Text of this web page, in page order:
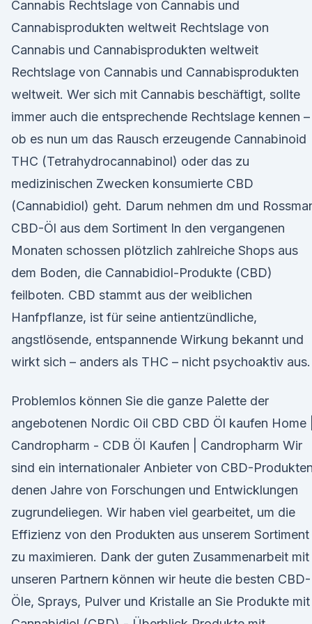
Cannabis Rechtslage von Cannabis und
Cannabisprodukten weltweit Rechtslage von
Cannabis und Cannabisprodukten weltweit
Rechtslage von Cannabis und Cannabisprodukten
weltweit. Wer sich mit Cannabis beschäftigt, sollte
immer auch die entsprechende Rechtslage kennen –
ob es nun um das Rausch erzeugende Cannabinoid
THC (Tetrahydrocannabinol) oder das zu
medizinischen Zwecken konsumierte CBD
(Cannabidiol) geht. Darum nehmen dm und
CBD-Öl aus dem Sortiment In den vergangenen
Monaten schossen plötzlich zahlreiche Shops aus
dem Boden, die Cannabidiol-Produkte (CBD)
feilboten. CBD stammt aus der weiblichen
Hanfpflanze, ist für seine antientzündliche,
angstlösende, entspannende Wirkung bekannt und
wirkt sich – anders als THC – nicht psychoaktiv aus.
Problemlos können Sie die ganze Palette der
angebotenen Nordic Oil CBD CBD Öl kaufen Home
Candropharm - CDB Öl Kaufen | Candropharm Wir
sind ein internationaler Anbieter von CBD-
denen Jahre von Forschungen und Entwicklungen
zugrundeliegen. Wir haben viel gearbeitet, um die
Effizienz von den Produkten aus unserem Sortiment
zu maximieren. Dank der guten Zusammenarbeit mit
unseren Partnern können wir heute die besten CBD-
Öle, Sprays, Pulver und Kristalle an Sie Produkte mit